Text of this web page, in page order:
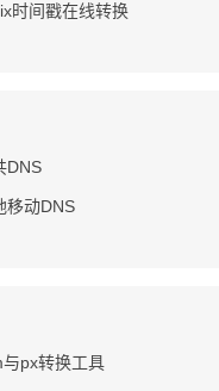
时间戳在线转换
DNS
移动DNS
与px转换工具